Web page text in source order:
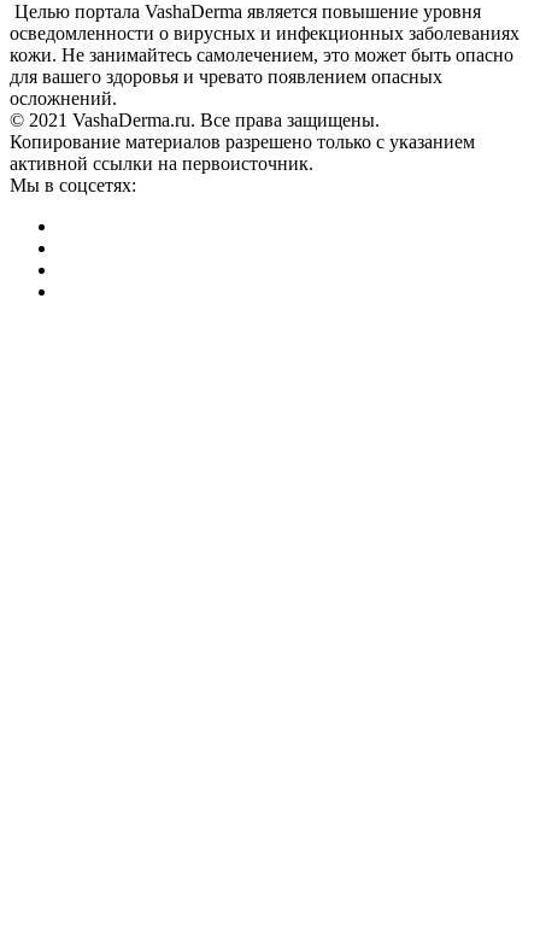
Целью портала VashaDerma является повышение уровня
осведомленности о вирусных и инфекционных заболеваниях
кожи. Не занимайтесь самолечением, это может быть опасно
для вашего здоровья и чревато появлением опасных
осложнений.
© 2021 VashaDerma.ru. Все права защищены.
Копирование материалов разрешено только с указанием
активной ссылки на первоисточник.
Мы в соцсетях: